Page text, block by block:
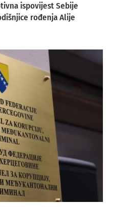
ispovijest Sebije
rođenja Alije